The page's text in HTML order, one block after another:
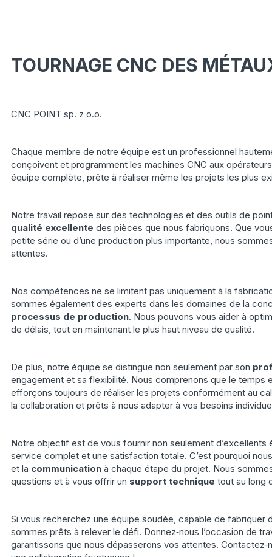
TOURNAGE CNC DES
CNC POINT sp. z o.o.
Chaque membre de notre équipe est un professionnel
conçoivent et programment les machines CNC aux
équipe complète, prête à réaliser même les projets les plus
Notre travail repose sur des technologies et des outils de
qualité excellente des pièces que nous fabriquons. Que
petite série ou d’une production plus importante, nous
attentes.
Nos compétences ne se limitent pas uniquement à la
sommes également des experts dans les domaines de la
processus de production. Nous pouvons vous aider à
de délais, tout en maintenant le plus haut niveau de qualité.
De plus, notre équipe se distingue non seulement par son
engagement et sa flexibilité. Nous comprenons que le temps
efforçons toujours de réaliser les projets conformément au
la collaboration et prêts à nous adapter à vos besoins
Notre objectif est de vous fournir non seulement d’excellents
service complet et une satisfaction totale. C’est pourquoi
et la communicationà chaque étape du projet. Nous
questions et à vous offrir un support technique tout au long
Si vous recherchez une équipe soudée, capable de fabriquer
sommes prêts à relever le défi. Donnez‑nous l’occasion de
garantissons que nous dépasserons vos attentes.